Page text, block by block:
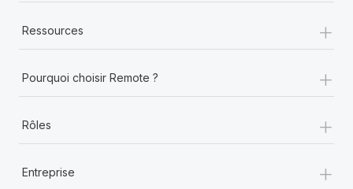
Ressources +
Pourquoi choisir Remote ? +
Rôles +
Entreprise +